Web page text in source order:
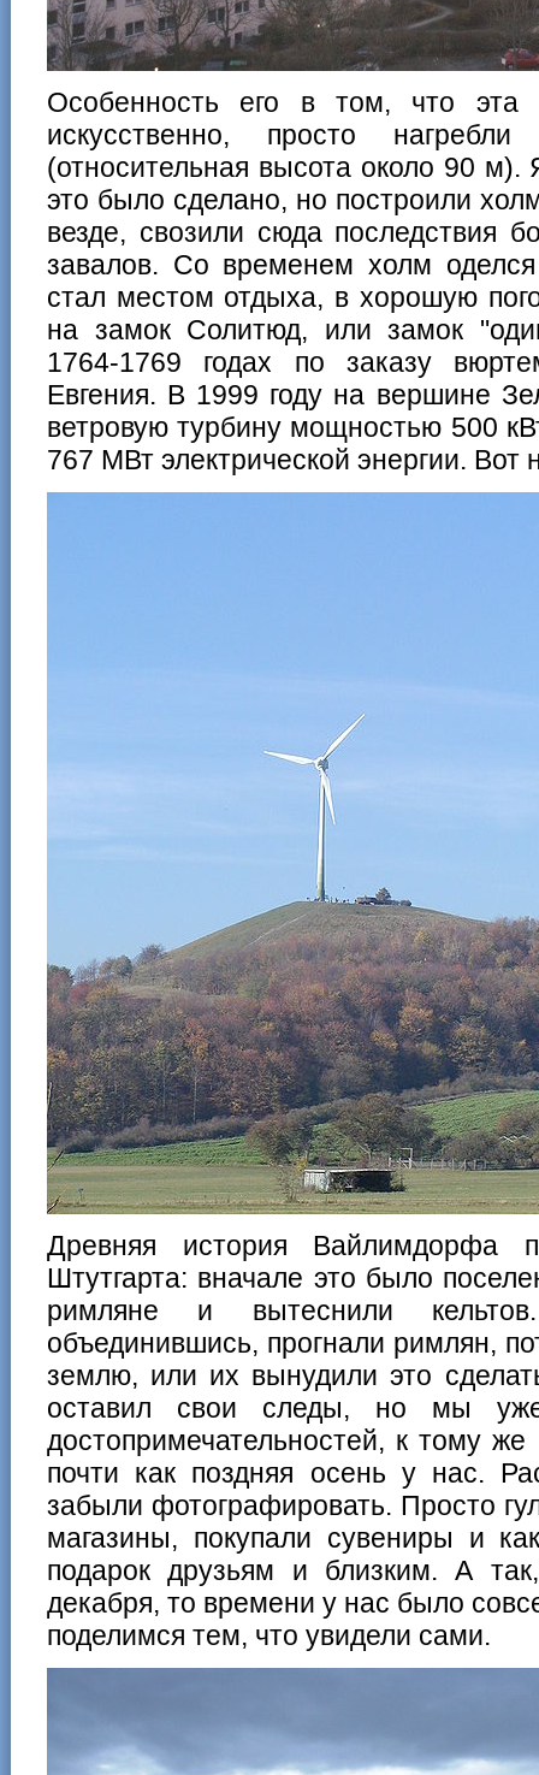
Особенность его в том, что
искусственно, просто
(относительная высота около 90
это было сделано, но построили
везде, свозили сюда последствия
завалов. Со временем холм
стал местом отдыха, в хорошую
на замок Солитюд, или замок
1764-1769 годах по заказу
Евгения. В 1999 году на вершине
ветровую турбину мощностью 500
767 МВт электрической энергии.
Древняя история Вайлимдорфа
Штутгарта: вначале это было
римляне и вытеснили
объединившись, прогнали римлян,
землю, или их вынудили это
оставил свои следы, но мы
достопримечательностей, к тому же
почти как поздняя осень у нас.
забыли фотографировать. Просто
магазины, покупали сувениры и
подарок друзьям и близким. А
декабря, то времени у нас было
поделимся тем, что увидели сами.